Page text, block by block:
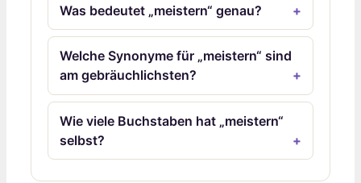
Was bedeutet „meistern“ genau?
Welche Synonyme für „meistern“ sind
am gebräuchlichsten?
Wie viele Buchstaben hat „meistern“
selbst?